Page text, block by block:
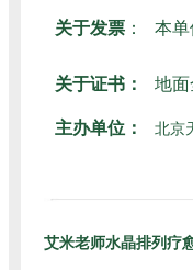
关于发票： 本
关于证书： 地
主办单位： 北京
艾米老师水晶排列疗